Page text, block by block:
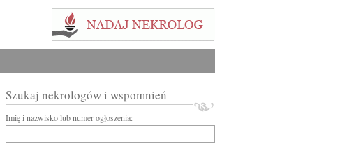
Szukaj nekrologów i wspomnień
Imię i nazwisko lub numer ogłoszenia: